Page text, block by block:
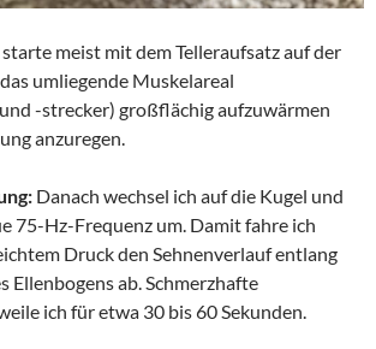
starte meist mit dem Telleraufsatz auf der
umliegende Muskelareal
-strecker) großflächig aufzuwärmen
anzuregen.
Danach wechsel ich auf die Kugel und
75-Hz-Frequenz um. Damit fahre ich
Druck den Sehnenverlauf entlang
Ellenbogens ab. Schmerzhafte
ich für etwa 30 bis 60 Sekunden.